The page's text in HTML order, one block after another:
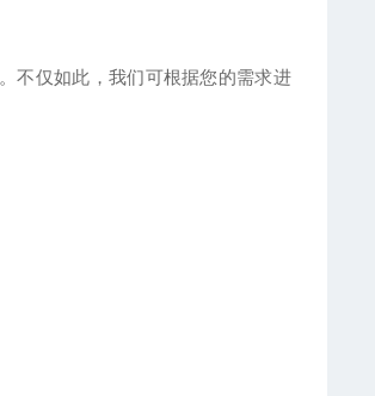
。不仅如此，我们可根据您的需求进